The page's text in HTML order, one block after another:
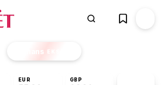
Finans EKSTRA
EUR GBP